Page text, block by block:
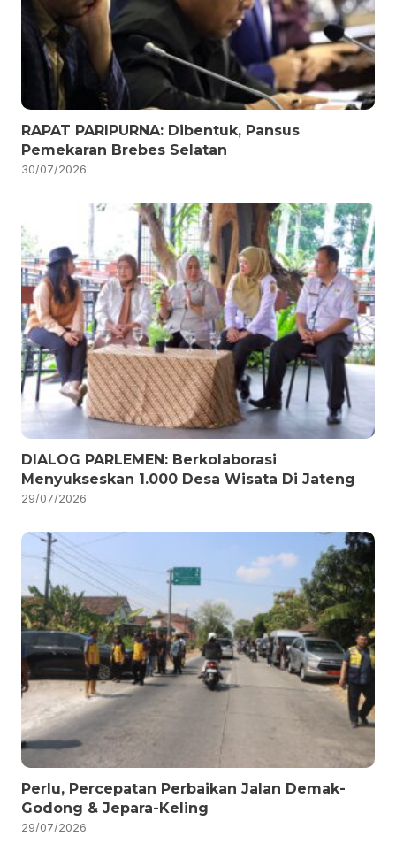
RAPAT PARIPURNA: Dibentuk, Pansus
Pemekaran Brebes Selatan
30/07/2026
DIALOG PARLEMEN: Berkolaborasi
Menyukseskan 1.000 Desa Wisata Di Jateng
29/07/2026
Perlu, Percepatan Perbaikan Jalan Demak-
Godong & Jepara-Keling
29/07/2026